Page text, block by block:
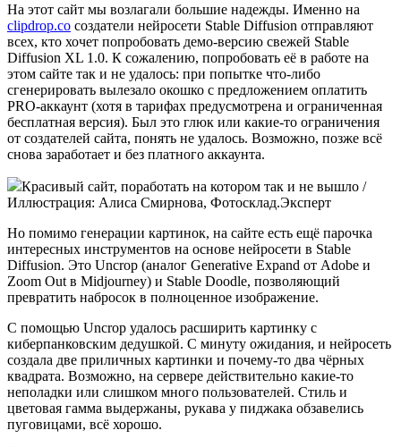
На этот сайт мы возлагали большие надежды. Именно на
clipdrop.co создатели нейросети Stable Diffusion отправляют
всех, кто хочет попробовать демо-версию свежей Stable
Diffusion XL 1.0. К сожалению, попробовать её в работе на
этом сайте так и не удалось: при попытке что-либо
сгенерировать вылезало окошко с предложением оплатить
PRO-аккаунт (хотя в тарифах предусмотрена и ограниченная
бесплатная версия). Был это глюк или какие-то ограничения
от создателей сайта, понять не удалось. Возможно, позже всё
снова заработает и без платного аккаунта.
Красивый сайт, поработать на котором так и не вышло /
Иллюстрация: Алиса Смирнова, Фотосклад.Эксперт
Но помимо генерации картинок, на сайте есть ещё парочка
интересных инструментов на основе нейросети в Stable
Diffusion. Это Uncrop (аналог Generative Expand от Adobe и
Zoom Out в Midjourney) и Stable Doodle, позволяющий
превратить набросок в полноценное изображение.
С помощью Uncrop удалось расширить картинку с
киберпанковским дедушкой. С минуту ожидания, и нейросеть
создала две приличных картинки и почему-то два чёрных
квадрата. Возможно, на сервере действительно какие-то
неполадки или слишком много пользователей. Стиль и
цветовая гамма выдержаны, рукава у пиджака обзавелись
пуговицами, всё хорошо.